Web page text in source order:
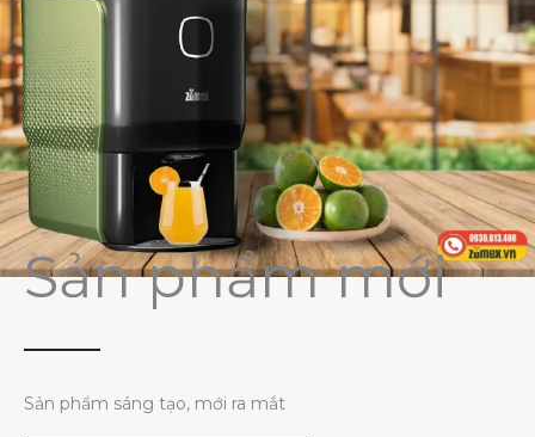
Sản phẩm mới
Sản phẩm sáng tạo, mới ra mắt